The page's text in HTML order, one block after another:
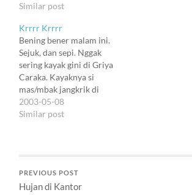
Similar post
Krrrr Krrrr
Bening bener malam ini.
Sejuk, dan sepi. Nggak
sering kayak gini di Griya
Caraka. Kayaknya si
mas/mbak jangkrik di
dekat jendela itu ikutan
kesepian, dan jadi ikutan
unik. Dia bisa mengisi
kesunyian tanpa
2003-05-08
Similar post
PREVIOUS POST
Hujan di Kantor